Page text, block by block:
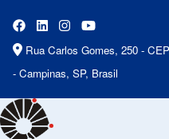
Rua Carlos Gomes, 250 -
- Campinas, SP, Brasil